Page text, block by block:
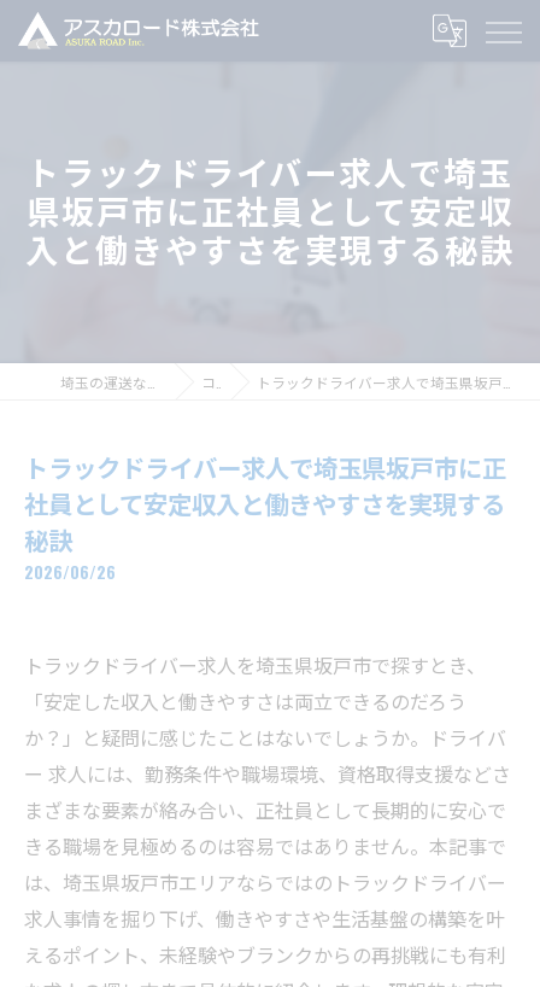
トラックドライバー求人で埼玉
県坂戸市に正社員として安定収
入と働きやすさを実現する秘訣
コラム トラックドライバー求人で埼玉県坂戸市に正社員として安定収入と働きやすさを実現する秘訣
トラックドライバー求人で埼玉県坂戸市に正
社員として安定収入と働きやすさを実現する
秘訣
2026/06/26
トラックドライバー求人を埼玉県坂戸市で探すとき、
「安定した収入と働きやすさは両立できるのだろう
か？」と疑問に感じたことはないでしょうか。ドライバ
ー 求人には、勤務条件や職場環境、資格取得支援などさ
まざまな要素が絡み合い、正社員として長期的に安心で
きる職場を見極めるのは容易ではありません。本記事で
は、埼玉県坂戸市エリアならではのトラックドライバー
求人事情を掘り下げ、働きやすさや生活基盤の構築を叶
えるポイント、未経験やブランクからの再挑戦にも有利